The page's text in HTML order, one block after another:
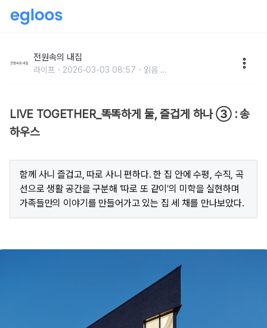
전원속의 내집
라이프 2026-03-03 08:57 읽음 ...
LIVE TOGETHER_똑똑하게 둘, 즐겁게 하나 ③ : 송
하우스
함께 사니 즐겁고, 따로 사니 편하다. 한 집 안에 수평, 수직, 곡
선으로 생활 공간을 구분해 ‘따로 또 같이’의 미학을 실현하며
가족들만의 이야기를 만들어가고 있는 집 세 채를 만나보았다.